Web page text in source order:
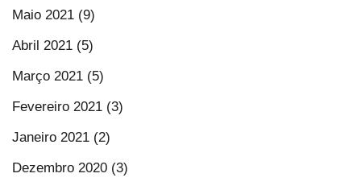
Maio 2021 (9)
Abril 2021 (5)
Março 2021 (5)
Fevereiro 2021 (3)
Janeiro 2021 (2)
Dezembro 2020 (3)